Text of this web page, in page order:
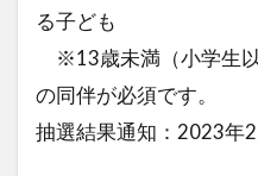
る子ども
※13歳未満（小学生
の同伴が必須です。
抽選結果通知：2023年